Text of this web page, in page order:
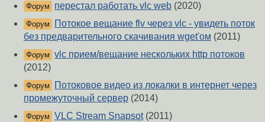
Форум перестал работать vlc web (2020)
Форум
Потокое вещание flv через vlc - увидеть поток
без предварительного скачивания wget'ом (2011)
Форум vlc прием/вещание нескольких http потоков
(2012)
Форум
Потоковое видео из локалки в интернет через
промежуточный сервер (2014)
Форум VLC Stream Snapsot(2011)